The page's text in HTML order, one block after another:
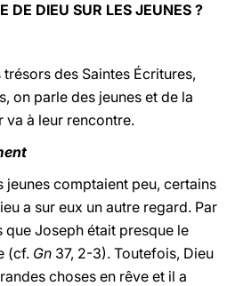
DE DIEU SUR LES JEUNES ?
des Saintes Écritures,
on parle des jeunes et de la
va à leur rencontre.
jeunes comptaient peu, certains
a sur eux un autre regard. Par
Joseph était presque le
(cf. Gn 37, 2-3). Toutefois, Dieu
choses en rêve et il a